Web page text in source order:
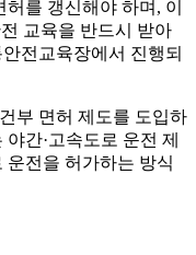
를 갱신해야 하며, 이
교육을 반드시 받아
전교육장에서 진행되
부 면허 제도를 도입하
간·고속도로 운전 제
운전을 허가하는 방식